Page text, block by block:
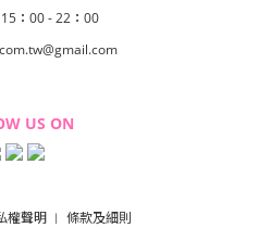
：00 - 22：00
US ON
權聲明 ︱ 條款及細則